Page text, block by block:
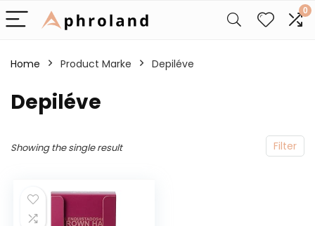
0
Home Product Marke ‎Depiléve
‎Depiléve
Filter
Showing the single result